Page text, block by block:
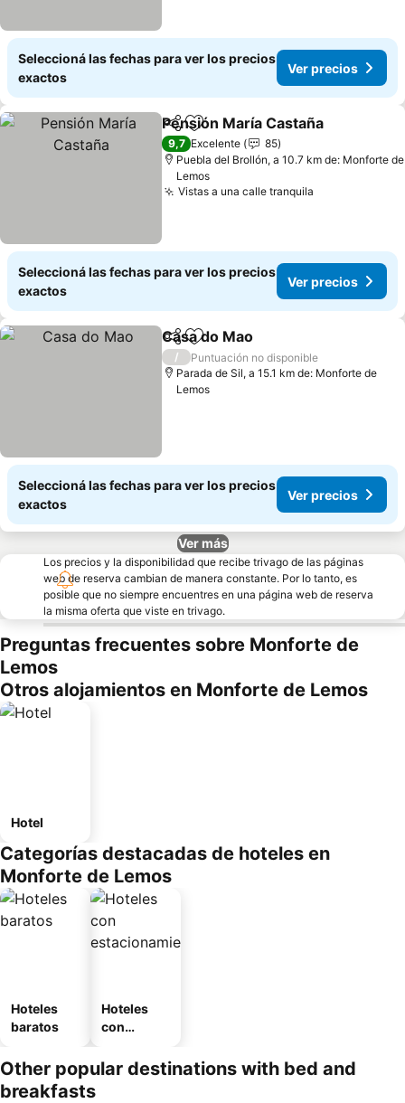
Seleccioná las fechas para ver los precios
exactos
Ver precios
CompartirAñadir a favoritos
Pensión María Castaña
9,7 Excelente
85
Puebla del Brollón, a 10.7 km de: Monforte de
Lemos
Vistas a una calle tranquila
Seleccioná las fechas para ver los precios
exactos
Ver precios
CompartirAñadir a favoritos
Casa do Mao
/
Puntuación no disponible
Parada de Sil, a 15.1 km de: Monforte de
Lemos
Seleccioná las fechas para ver los precios
exactos
Ver precios
Ver más
Los precios y la disponibilidad que recibe trivago de las páginas
web de reserva cambian de manera constante. Por lo tanto, es
posible que no siempre encuentres en una página web de reserva
la misma oferta que viste en trivago.
Preguntas frecuentes sobre Monforte de
Lemos
Otros alojamientos en Monforte de Lemos
Hotel
Categorías destacadas de hoteles en
Monforte de Lemos
Hoteles
baratos
Hoteles
con
miento
Other popular destinations with bed and
breakfasts